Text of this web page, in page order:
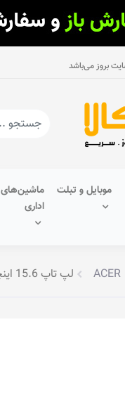
بروز می‌باشد
موبایل و تبلت
ماشین‌های
اداری
لپ تاپ 15.6 اینچی ایسر مدل A315-55KG-32Q6